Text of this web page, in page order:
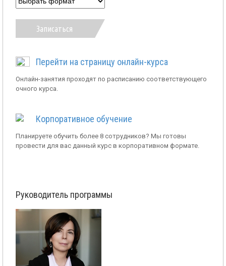
Записаться
Перейти на страницу онлайн-курса
Онлайн-занятия проходят по расписанию соответствующего
очного курса.
Корпоративное обучение
Планируете обучить более 8 сотрудников? Мы готовы
провести для вас данный курс в корпоративном формате.
Руководитель программы